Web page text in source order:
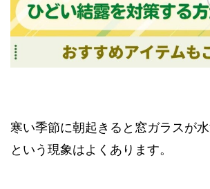
寒い季節に朝起きると窓ガラスが
という現象はよくあります。